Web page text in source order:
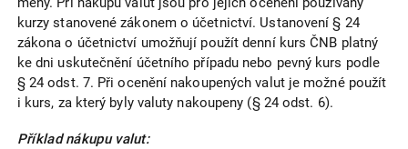
kurzy stanovené zákonem o účetnictví. Ustanovení § 24
zákona o účetnictví umožňují použít denní kurs ČNB platný
ke dni uskutečnění účetního případu nebo pevný kurs podle
§ 24 odst. 7. Při ocenění nakoupených valut je možné použít
i kurs, za který byly valuty nakoupeny (§ 24 odst. 6).
Příklad nákupu valut: